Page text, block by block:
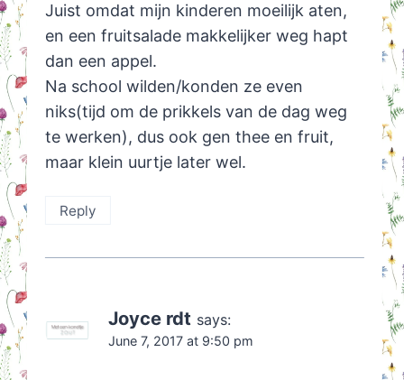
Juist omdat mijn kinderen moeilijk aten,
en een fruitsalade makkelijker weg hapt
dan een appel.
Na school wilden/konden ze even
niks(tijd om de prikkels van de dag weg
te werken), dus ook gen thee en fruit,
maar klein uurtje later wel.
Reply
Joyce rdt says:
June 7, 2017 at 9:50 pm